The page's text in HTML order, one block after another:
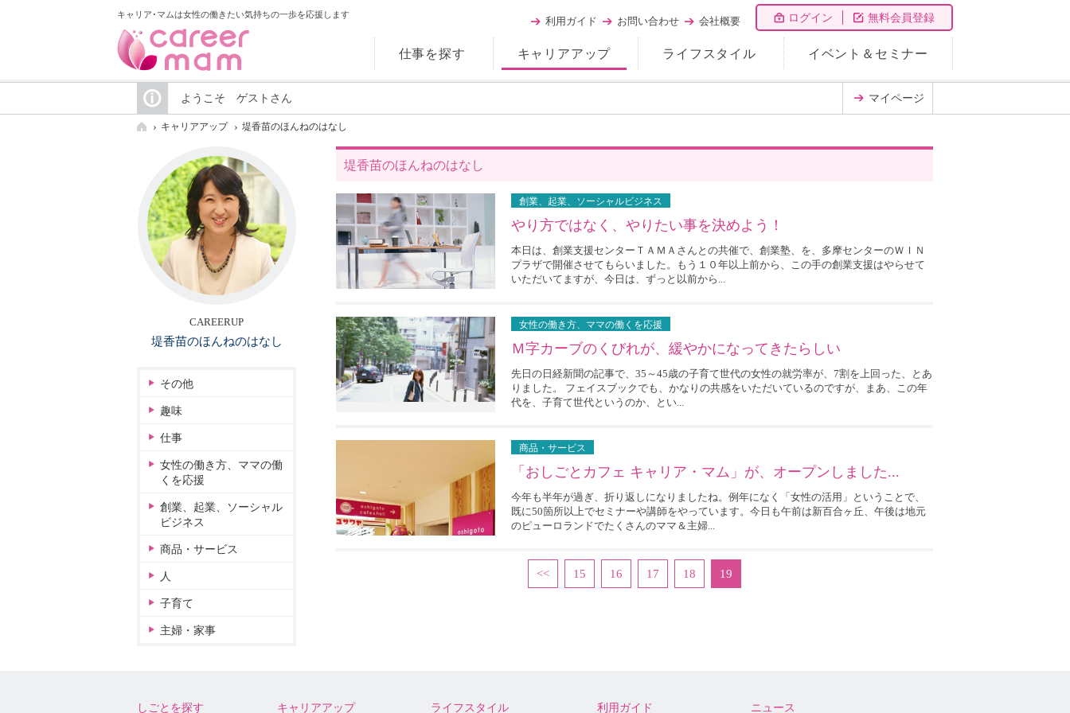
キャリア･マムは女性の働きたい気持ちの一歩を応援します ログイン 無料会員登録
仕事を探す キャリアアップ ライフスタイル イベント＆セミナー
利用ガイド お問い合わせ 会社概要
ようこそ ゲストさん マイページ
キャリアアップ 堤香苗のほんねのはなし
堤香苗のほんねのはなし
創業、起業、ソーシャルビジネス
やり方ではなく、やりたい事を決めよう！
本日は、創業支援センターＴＡＭＡさんとの共催で、創業塾、を、多摩センターのＷＩＮ
プラザで開催させてもらいました。もう１０年以上前から、この手の創業支援はやらせて
いただいてますが、今日は、ずっと以前から...
女性の働き方、ママの働くを応援
Ｍ字カーブのくびれが、緩やかになってきたらしい
先日の日経新聞の記事で、35～45歳の子育て世代の女性の就労率が、7割を上回った、とあ
りました。 フェイスブックでも、かなりの共感をいただいているのですが、まあ、この年
代を、子育て世代というのか、とい...
商品・サービス
「おしごとカフェ キャリア・マム」が、オープンしました...
今年も半年が過ぎ、折り返しになりましたね。例年になく「女性の活用」ということで、
既に50箇所以上でセミナーや講師をやっています。今日も午前は新百合ヶ丘、午後は地元
のピューロランドでたくさんのママ＆主婦...
<< 15 16 17 18 19
CAREERUP
堤香苗のほんねのはなし
その他
趣味
仕事
女性の働き方、ママの働
くを応援
創業、起業、ソーシャル
ビジネス
商品・サービス
人
子育て
主婦・家事
しごとを探す キャリアアップ ライフスタイル 利用ガイド ニュース